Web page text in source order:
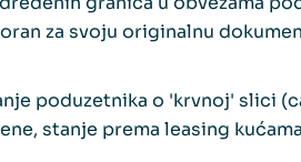
za svoju originalnu
poduzetnika o 'krvnoj' slici
stanje prema leasing